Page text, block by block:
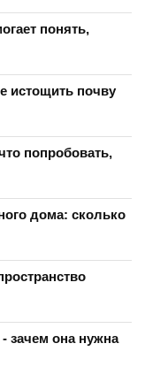
понять,
истощить почву
попробовать,
дома: сколько
зачем она нужна